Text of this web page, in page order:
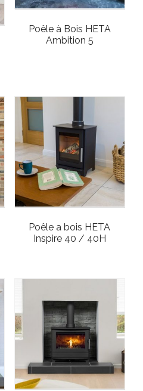
Poêle à Bois HETA
Ambition 5
Poêle a bois HETA
Inspire 40 / 40H